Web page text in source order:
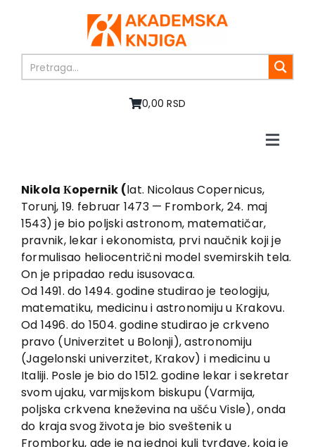
0,00 RSD
Toggle
O nama
Knjige
U pripremi
Akcija
Autori
Vesti
EU PROJEKTI
Kontakt
Nikola Кopernik (lat. Nicolaus Copernicus,
Torunj, 19. februar 1473 — Frombork, 24. maj
1543) je bio poljski astronom, matematičar,
pravnik, lekar i ekonomista, prvi naučnik koji je
formulisao heliocentrični model svemirskih tela.
On je pripadao redu isusovaca.
Od 1491. do 1494. godine studirao je teologiju,
matematiku, medicinu i astronomiju u Кrakovu.
Od 1496. do 1504. godine studirao je crkveno
pravo (Univerzitet u Bolonji), astronomiju
(Jagelonski univerzitet, Кrakov) i medicinu u
Italiji. Posle je bio do 1512. godine lekar i sekretar
svom ujaku, varmijskom biskupu (Varmija,
poljska crkvena kneževina na ušću Visle), onda
do kraja svog života je bio sveštenik u
Fromborku, gde je na jednoj kuli tvrđave, koja je